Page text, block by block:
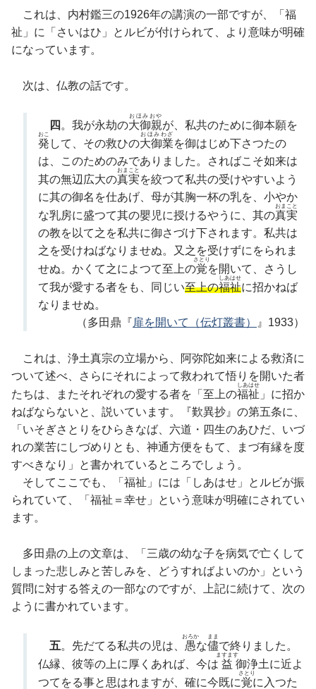
これは、内村鑑三の1926年の講演の一部ですが、「福
祉」に「さいはひ」とルビが付けられて、より意味が明確
になっています。
次は、仏教の話です。
四 。我が永劫の大御親
おほみおや
が、私共のために御本願を
発
おこ
して、その救ひの大御業
おほみわざ
を御はじめ下さつたの
は、このためのみでありました。さればこそ如来は
其の無辺広大の真実
おまこと
を絞つて私共の受けやすいよう
に其の御名を仕あげ、母が其胸一杯の乳を、小やか
な乳房に盛つて其の嬰児に授けるやうに、其の真実
おまこと
の教を以て之を私共に御さづけ下されます。私共は
之を受けねばなりませぬ。又之を受けずにをられま
せぬ。かくて之によつて至上の覚
さとり
を開いて、さうし
て我が愛する者をも、同じい至上の福祉
しあはせ
に招かねば
なりませぬ。
（多田鼎『扉を開いて（伝灯叢書） 』1933）
これは、浄土真宗の立場から、阿弥陀如来による救済に
ついて述べ、さらにそれによって救われて悟りを開いた者
たちは、またそれぞれの愛する者を「至上の福祉
しあはせ
」に招か
ねばならないと、説いています。『歎異抄』の第五条に、
「いそぎさとりをひらきなば、六道・四生のあひだ、いづ
れの業苦にしづめりとも、神通方便をもて、まづ有縁を度
すべきなり」と書かれているところでしょう。
そしてここでも、「福祉」には「しあはせ」とルビが振
られていて、「福祉＝幸せ」という意味が明確にされてい
ます。
多田鼎の上の文章は、「三歳の幼な子を病気で亡くして
しまった悲しみと苦しみを、どうすればよいのか」という
質問に対する答えの一部なのですが、上記に続けて、次の
ように書かれています。
五。先だてる私共の児は、 愚
おろか
な儘
まま
で終りました。
仏縁、彼等の上に厚くあれば、今は 益
ますます
御浄土に近よ
つてをる事と思はれますが、確に今既に覚
さとり
に入つた